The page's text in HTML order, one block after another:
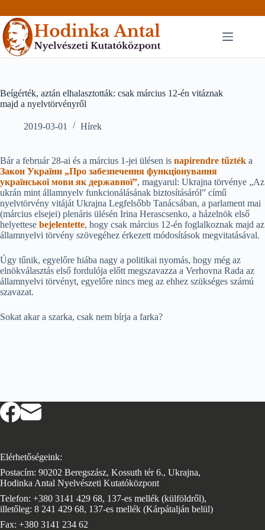
to
content
Beígérték, aztán elhalasztották: csak március 12-én vitáznak
majd a nyelvtörvényről
2019-03-01 Hírek
Bár a február 28-ai és a március 1-jei ülésen is napirendre tűzték a
Закон України „Про забезпечення функціонування
української мови як державної”, magyarul: Ukrajna törvénye „Az
ukrán mint államnyelv funkcionálásának biztosításáról” című
nyelvtörvény vitáját Ukrajna Legfelsőbb Tanácsában, a parlament mai
(március elsejei) plenáris ülésén Irina Herascsenko, a házelnök első
helyettese bejelentette, hogy csak március 12-én foglalkoznak majd az
államnyelvi törvény szövegéhez érkezett módosítások megvitatásával.
Úgy tűnik, egyelőre hiába nagy a politikai nyomás, hogy még az
elnökválasztás első fordulója előtt megszavazza a Verhovna Rada az
államnyelvi törvényt, egyelőre nincs meg az ehhez szükséges számú
szavazat.
Sokat akar a szarka, csak nem bírja a farka?
Elérhetőségeink:
Postacím: 90202 Beregszász, Kossuth tér 6., Ukrajna,
Hodinka Antal Nyelvészeti Kutatóközpont
Telefon: +380 3141 429 68, 137-es mellék (külföldről),
illetőleg: 8 241 429 68, 137-es mellék (Kárpátalján belül)
Fax: +380 3141 234 62